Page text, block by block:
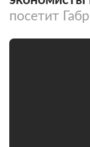
посетит